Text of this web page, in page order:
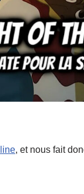
, et nous fait